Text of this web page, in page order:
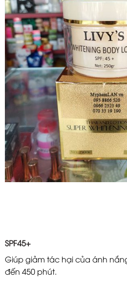
SPF45+
Giúp giảm tác hại của ánh
đến 450 phút.